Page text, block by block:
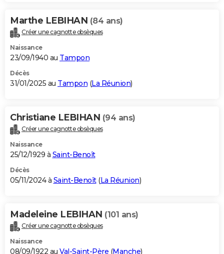
Marthe LEBIHAN (84 ans)
Créer une cagnotte obsèques
Naissance
23/09/1940 au Tampon
Décès
31/01/2025 au Tampon (La Réunion)
Christiane LEBIHAN (94 ans)
Créer une cagnotte obsèques
Naissance
25/12/1929 à Saint-Benoît
Décès
05/11/2024 à Saint-Benoît(La Réunion)
Madeleine LEBIHAN (101 ans)
Créer une cagnotte obsèques
Naissance
08/09/1922 au Val-Saint-Père (Manche)